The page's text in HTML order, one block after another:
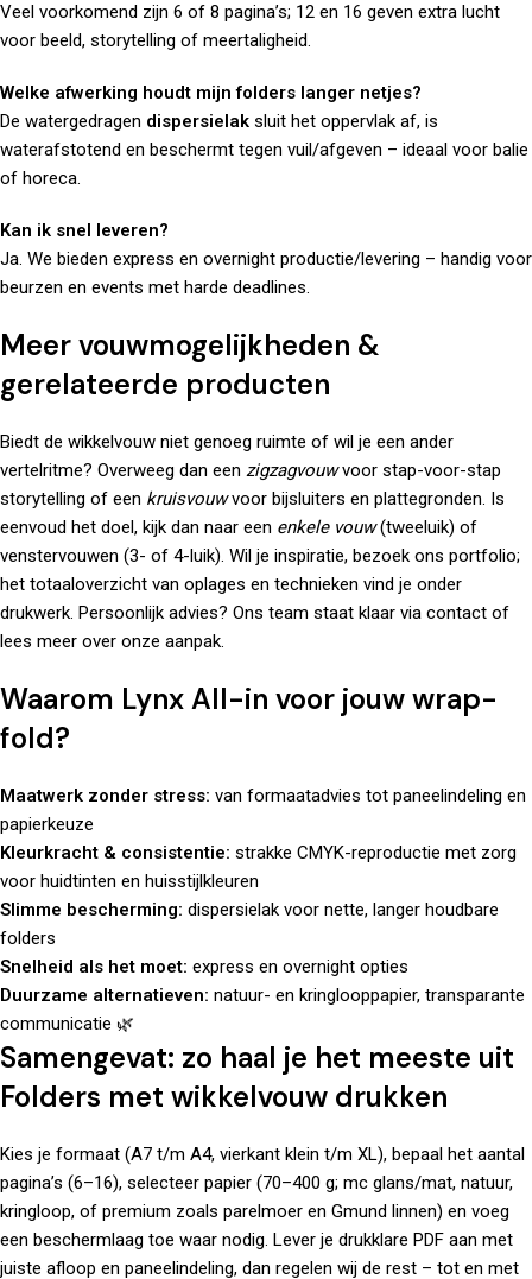
Veel voorkomend zijn 6 of 8 pagina’s; 12 en 16 geven extra lucht
voor beeld, storytelling of meertaligheid.
Welke afwerking houdt mijn folders langer netjes?
De watergedragen dispersielak sluit het oppervlak af, is
waterafstotend en beschermt tegen vuil/afgeven – ideaal voor balie
of horeca.
Kan ik snel leveren?
Ja. We bieden express en overnight productie/levering – handig voor
beurzen en events met harde deadlines.
Meer vouwmogelijkheden &
gerelateerde producten
Biedt de wikkelvouw niet genoeg ruimte of wil je een ander
vertelritme? Overweeg dan een zigzagvouwvoor stap-voor-stap
storytelling of een kruisvouwvoor bijsluiters en plattegronden. Is
eenvoud het doel, kijk dan naar een enkele vouw(tweeluik) of
venstervouwen (3- of 4-luik). Wil je inspiratie, bezoek ons portfolio;
het totaaloverzicht van oplages en technieken vind je onder
drukwerk. Persoonlijk advies? Ons team staat klaar via contact of
lees meer over onze aanpak.
Waarom Lynx All-in voor jouw wrap-
fold?
Maatwerk zonder stress: van formaatadvies tot paneelindeling en
papierkeuze
Kleurkracht & consistentie: strakke CMYK-reproductie met zorg
voor huidtinten en huisstijlkleuren
Slimme bescherming: dispersielak voor nette, langer houdbare
folders
Snelheid als het moet: express en overnight opties
Duurzame alternatieven: natuur- en kringlooppapier, transparante
communicatie 🌿
Samengevat: zo haal je het meeste uit
Folders met wikkelvouw drukken
Kies je formaat (A7 t/m A4, vierkant klein t/m XL), bepaal het aantal
pagina’s (6–16), selecteer papier (70–400 g; mc glans/mat, natuur,
kringloop, of premium zoals parelmoer en Gmund linnen) en voeg
een beschermlaag toe waar nodig. Lever je drukklare PDF aan met
juiste afloop en paneelindeling, dan regelen wij de rest – tot en met